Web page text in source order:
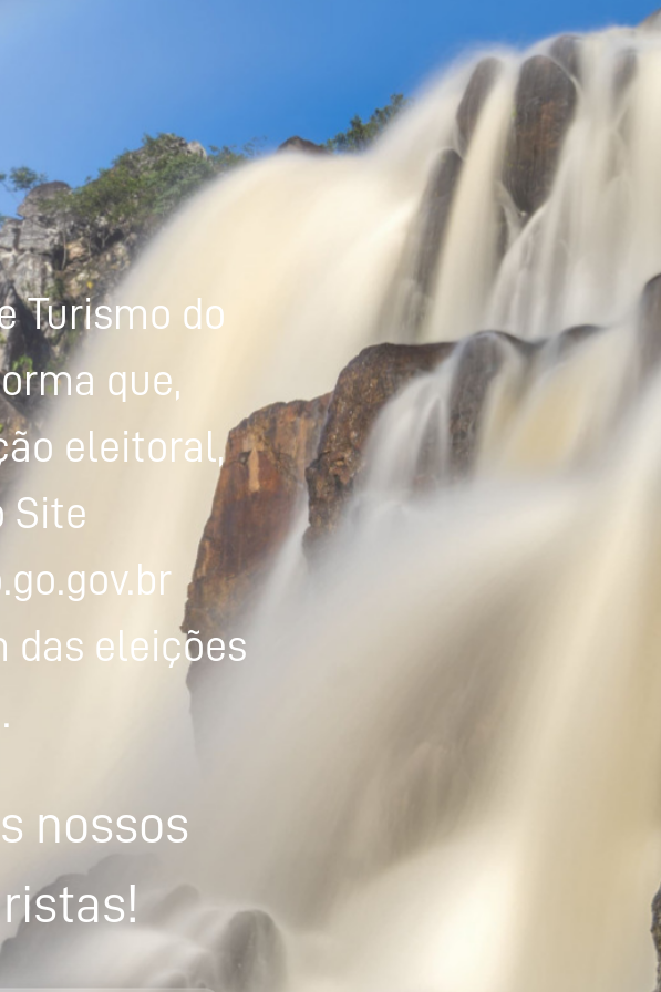
Powered by Tradutor
Turismo do
que,
eleitoral,
Site
das eleições
nossos